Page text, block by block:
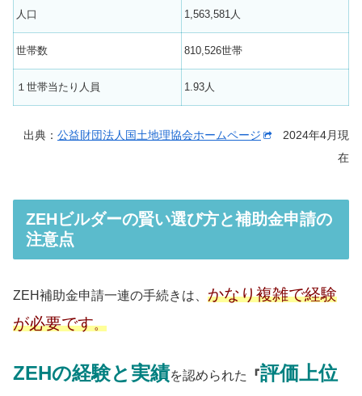
人口 1,563,581人
世帯数 810,526世帯
１世帯当たり人員 1.93人
出典： 公益財団法人国土地理協会ホームページ
2024年4月現
在
ZEHビルダーの賢い選び方と補助金申請の
注意点
ZEH補助金申請一連の手続きは、 かなり複雑で経験
が必要です。
ZEHの経験と実績を認められた 『評価上位